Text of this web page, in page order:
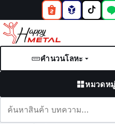
คำนวนโลหะ
หมวดห